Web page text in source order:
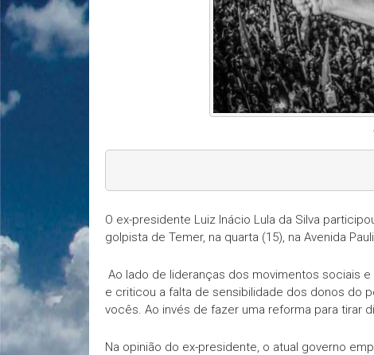
O ex-presidente Luiz Inácio Lula da Silva
golpista de Temer, na quarta (15), na Avenida
Ao lado de lideranças dos movimentos sociais
e criticou a falta de sensibilidade dos donos do
vocês. Ao invés de fazer uma reforma para tirar
Na opinião do ex-presidente, o atual governo